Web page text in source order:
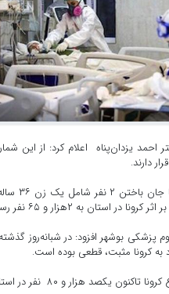
دارند.
استان به ۲هزار و ۶۵ نفر رسید.
۸۰ نفر در استان بوشهر به این ویروس مبتلا شده‌اند.